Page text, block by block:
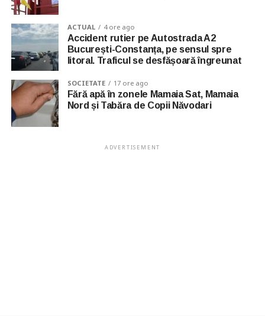
ACTUAL 4 ore ago
Accident rutier pe Autostrada A2
București-Constanța, pe sensul spre
litoral. Traficul se desfășoară îngreunat
SOCIETATE 17 ore ago
Fără apă în zonele Mamaia Sat, Mamaia
Nord și Tabăra de Copii Năvodari
ADVERTISEMENT